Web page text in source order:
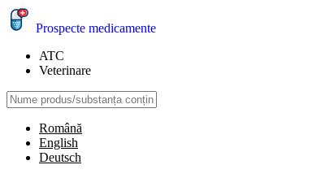
Prospecte medicamente
ATC
Veterinare
Română
English
Deutsch